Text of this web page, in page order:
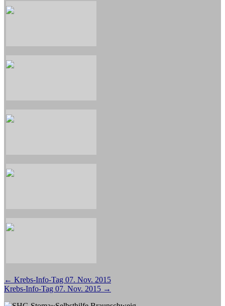
Beitragsnavigation
← Krebs-Info-Tag 07. Nov. 2015
Krebs-Info-Tag 07. Nov. 2015 →